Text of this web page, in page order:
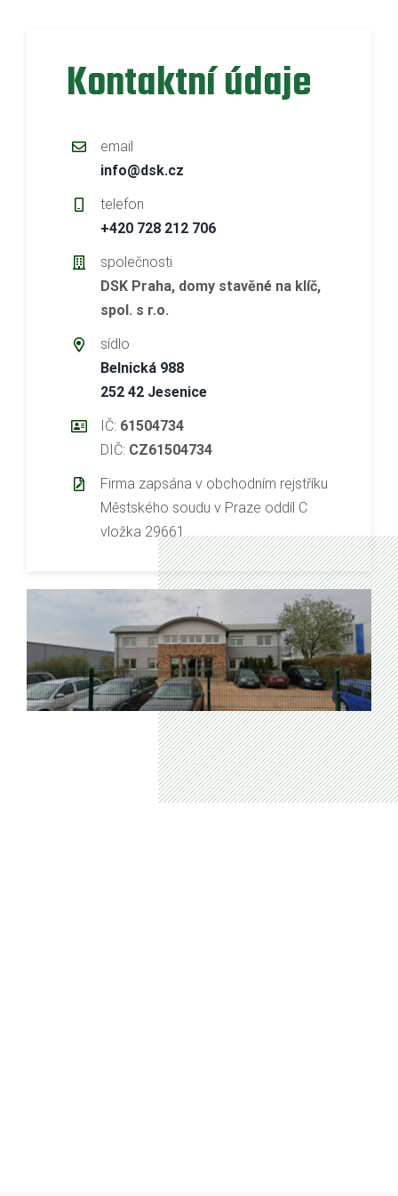
Kontaktní údaje
email
info@dsk.cz
telefon
+420 728 212 706
společnosti
DSK Praha, domy stavěné na klíč,
spol. s r.o.
sídlo
Belnická 988
252 42 Jesenice
IČ: 61504734
DIČ: CZ61504734
Firma zapsána v obchodním rejstříku
Městského soudu v Praze oddíl C
vložka 29661